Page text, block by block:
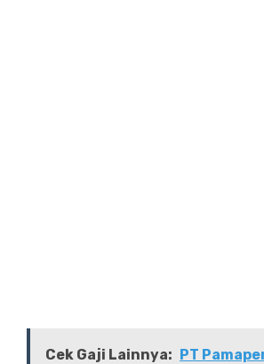
Cek Gaji Lainnya: PT